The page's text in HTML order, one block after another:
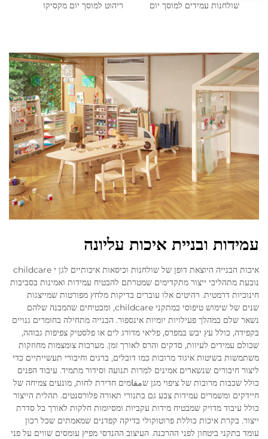
שולחנות עמידים למוסך יום ריהוט למוסך יום מקסיקו
עמידות ובניית איכות עליונה
איכות הבנייה היוצאת דופן של שולחנות וכיסאות איכותיים לגן י childcare
נובעת מתהליכי ייצור מתקדימים שמטרתם להבטיח עמידות ואמינות בסביבות
חינוכיות דרמטית. רהיטים אלו עוברים בדיקות מלחץ מפורטות שמייצגות
שנים של שימוש טיפוסי במתקני childcare, ומבטיחים שהמבנה שלהם
נשאר שלם במהלך פעילויות יומיות אינספור. הבנייה מתחילה בחומרים גנויים
בקפידה, כולל עץ יבש במפרס, פליאי מדורג לים או פלסטיק צפיפות גבוהה,
שכולם עמידים לעיוות, סדקים והרס לאורך זמן. מערכות צומצמות מחוזקות
משתמשות בשיטות איגוד מרובות כמו דובלים, ברגים וחיבורי תעשייתיים כדי
ליצור חיבורים שנשארים אמינים למרות תנועה וסידור מתמיד. עיבוד הפנים
כולל שכבות מרובות של ציפוי מגן שمقاמים חדירת לחות, מונעים צמיחה של
חיידקים ומשמרים עמידות צבע גם בתנורי תאורה פלורסנטים. תהלית הייצור
כולל עיבוד מדויק שמבטיח מידות עקביות ומסיומות חלקות לאורך כל סדרת
ייצור. בקרת איכות כוללת פרוטוקולי בדיקה קפדנים שמאמתים שכל רכון
עומד בתקני ביטחון לפני ההרכנה. העיצוב ההנדסי מפיץ עומסים שווים על פני